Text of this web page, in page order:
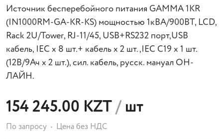
Источник бесперебойного питания GAMMA 1KR
(IN1000RM-GA-KR-KS) мощностью 1кВА/900ВТ, LCD,
Rack 2U/Tower, RJ-11/45, USB+RS232 порт,USB
кабель, IEC х 8 шт.+ кабель х 2 шт.,IEC С19 х 1 шт.
(12В/9Ач х 2 шт.), сил. кабель, русск. мануал ОН-
ЛАЙН.
154 245.00 KZT/шт
По запросу Цена без НДС